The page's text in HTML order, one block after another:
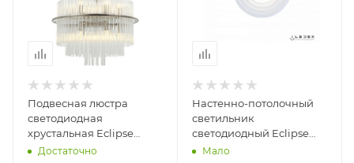
Подвесная люстра
светодиодная
хрустальная Eclipse
2108/11/13P
Достаточно
Настенно-потолочный
светильник
светодиодный Eclipse
SMD-926312 WH-3000K
Мало